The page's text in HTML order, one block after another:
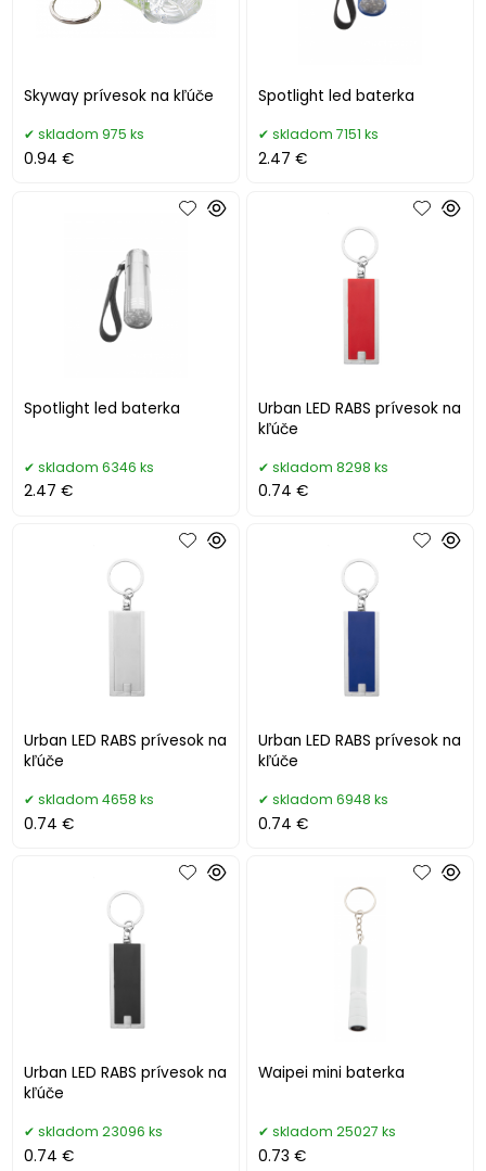
Skyway prívesok na kľúče
skladom 975 ks
0.94 €
Spotlight led baterka
skladom 7151 ks
2.47 €
Spotlight led baterka
skladom 6346 ks
2.47 €
Urban LED RABS prívesok na
kľúče
skladom 8298 ks
0.74 €
Urban LED RABS prívesok na
kľúče
skladom 4658 ks
0.74 €
Urban LED RABS prívesok na
kľúče
skladom 6948 ks
0.74 €
Urban LED RABS prívesok na
kľúče
skladom 23096 ks
0.74 €
Waipei mini baterka
skladom 25027 ks
0.73 €